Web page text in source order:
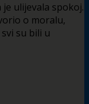
ulijevala spokoj.
o moralu,
su bili u